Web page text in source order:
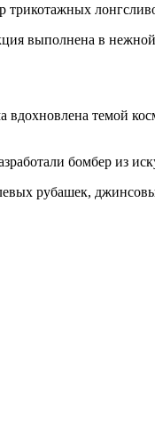
выполнена в
вдохновлена темой
бомбер из
рубашек,